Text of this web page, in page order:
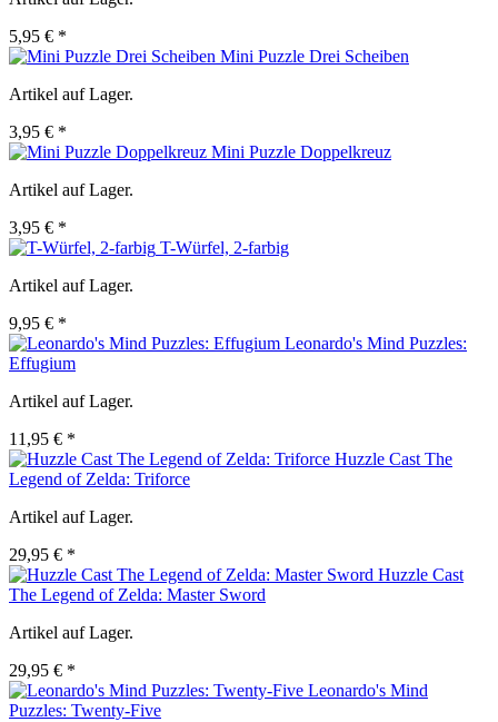
5,95 € *
Mini Puzzle Drei Scheiben
Artikel auf Lager.
3,95 € *
Mini Puzzle Doppelkreuz
Artikel auf Lager.
3,95 € *
T-Würfel, 2-farbig
Artikel auf Lager.
9,95 € *
Leonardo's Mind Puzzles:
Effugium
Artikel auf Lager.
11,95 € *
Huzzle Cast The
Legend of Zelda: Triforce
Artikel auf Lager.
29,95 € *
Huzzle Cast
The Legend of Zelda: Master Sword
Artikel auf Lager.
29,95 € *
Leonardo's Mind
Puzzles: Twenty-Five